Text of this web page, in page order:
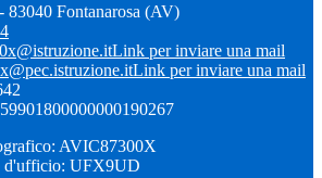
83040 Fontanarosa (AV)
Link per inviare una mail
Link per inviare una mail
AVIC87300X
d'ufficio: UFX9UD